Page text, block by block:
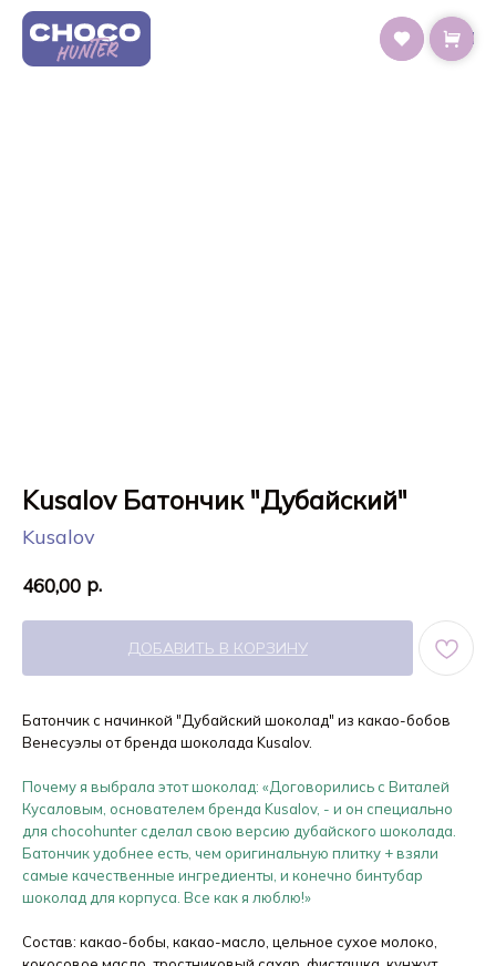
Kusalov Батончик "Дубайский"
Kusalov
460,00 р.
ДОБАВИТЬ В КОРЗИНУ
Батончик с начинкой "Дубайский шоколад" из какао-бобов
Венесуэлы от бренда шоколада Kusalov.
Почему я выбрала этот шоколад: «Договорились с Виталей
Кусаловым, основателем бренда Kusalov, - и он специально
для chocohunter сделал свою версию дубайского шоколада.
Батончик удобнее есть, чем оригинальную плитку + взяли
самые качественные ингредиенты, и конечно бинтубар
шоколад для корпуса. Все как я люблю!»
Состав: какао-бобы, какао-масло, цельное сухое молоко,